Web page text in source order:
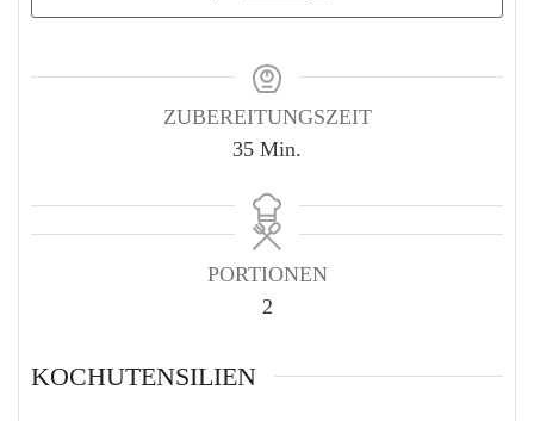
ZUBEREITUNGSZEIT
35Minuten
Min.
PORTIONEN
2
KOCHUTENSILIEN